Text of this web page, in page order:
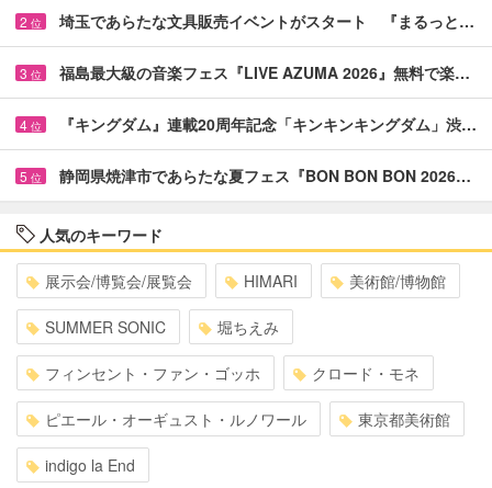
2 位 埼玉であらたな文具販売イベントがスタート 『まるっと…
3 位 福島最大級の音楽フェス『LIVE AZUMA 2026』無料で楽…
4 位 『キングダム』連載20周年記念「キンキンキングダム」渋…
5 位 静岡県焼津市であらたな夏フェス『BON BON BON 2026…
人気のキーワード
展示会/博覧会/展覧会 HIMARI 美術館/博物館
SUMMER SONIC 堀ちえみ
フィンセント・ファン・ゴッホ クロード・モネ
ピエール・オーギュスト・ルノワール 東京都美術館
indigo la End